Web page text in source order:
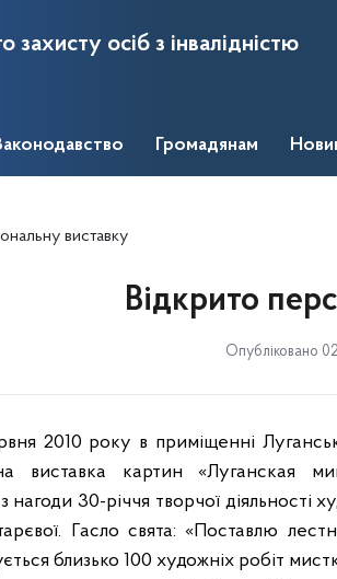
захисту осіб з інвалідністю
Громадянам
виставку
Відкрито
Опубліковано
2010 року в приміщенні
виставка картин «Луганская
нагоди 30-річчя творчої діяльності
Гасло свята: «Поставлю
близько 100 художніх робіт